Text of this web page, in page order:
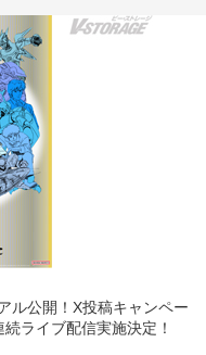
ル公開！X投稿キャンペー
ライブ配信実施決定！